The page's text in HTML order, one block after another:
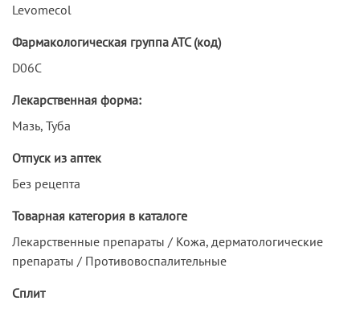
Levomecol
Фармакологическая группа АТС (код)
D06C
Лекарственная форма:
Мазь, Туба
Отпуск из аптек
Без рецепта
Товарная категория в каталоге
Лекарственные препараты / Кожа, дерматологические
препараты / Противовоспалительные
Сплит